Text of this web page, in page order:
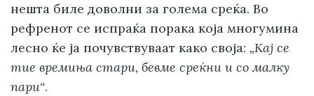
нешта биле доволни за голема среќа. Во
рефренот се испраќа порака која многумина
лесно ќе ја почувствуваат како своја: „Кај се
тие времиња стари, бевме среќни и со малку
пари“.